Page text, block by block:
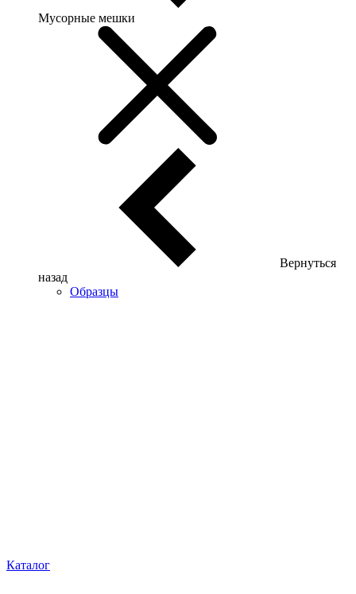
Мусорные мешки
Вернуться
назад
Образцы
Каталог